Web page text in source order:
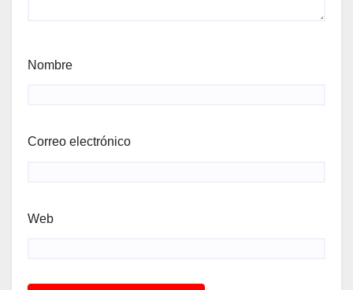
Nombre
Correo electrónico
Web